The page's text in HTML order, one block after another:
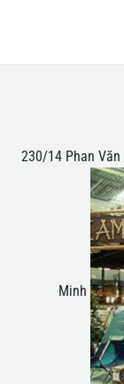
230/14 Phan Văn
Minh